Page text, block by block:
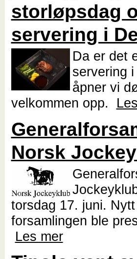
storløpsdag
servering i
Da er det
servering
åpner vi
velkommen opp.
Norsk
torsdag 17. juni.
forsamlingen ble
Les mer